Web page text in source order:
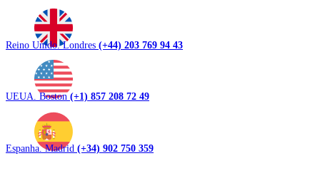
Reino Unido. Londres (+44) 203 769 94 43
UEUA. Boston(+1) 857 208 72 49
Espanha. Madrid (+34) 902 750 359